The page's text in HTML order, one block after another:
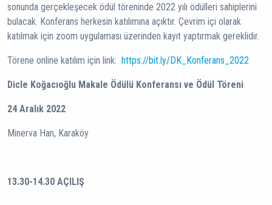
sonunda gerçekleşecek ödül töreninde 2022 yılı ödülleri sahiplerini
bulacak. Konferans herkesin katılımına açıktır. Çevrim içi olarak
katılmak için zoom uygulaması üzerinden kayıt yaptırmak gereklidir.
Törene online katılım için link: https://bit.ly/DK_Konferans_2022
Dicle Koğacıoğlu Makale Ödülü Konferansı ve Ödül Töreni
24 Aralık 2022
Minerva Han, Karaköy
13.30-14.30 AÇILIŞ